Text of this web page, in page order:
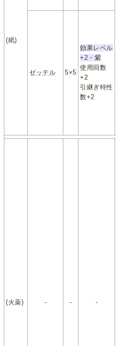
(紙)
ゼッテル 5×5
効果レベル
+2・紫
使用回数
+2
引継ぎ特性
数+2
(火薬) - - -